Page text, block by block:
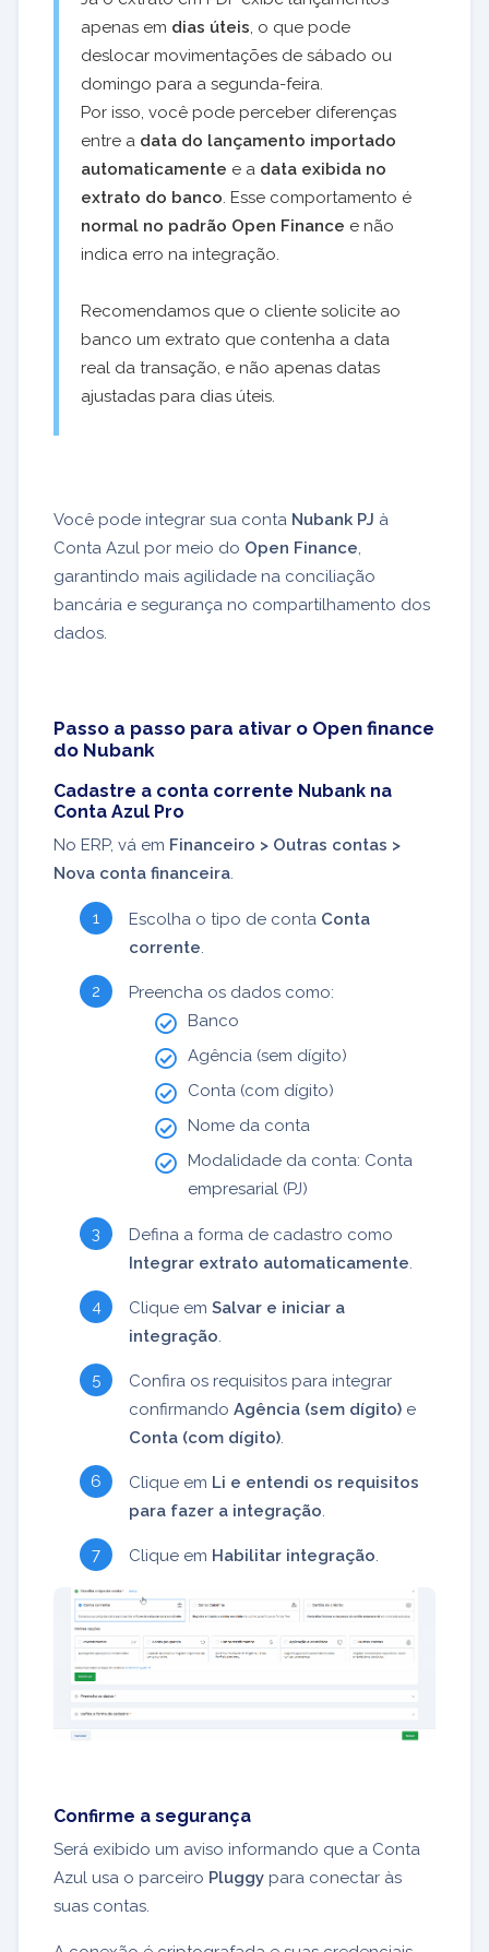
apenas em dias úteis, o que pode
deslocar movimentações de sábado ou
domingo para a segunda-feira.
Por isso, você pode perceber diferenças
entre a data do lançamento importado
automaticamente e a data exibida no
extrato do banco. Esse comportamento é
normal no padrão Open Finance e não
indica erro na integração.
Recomendamos que o cliente solicite ao
banco um extrato que contenha a data
real da transação, e não apenas datas
ajustadas para dias úteis.
Você pode integrar sua conta Nubank PJ à
Conta Azul por meio do Open Finance,
garantindo mais agilidade na conciliação
bancária e segurança no compartilhamento dos
dados.
Passo a passo para ativar o Open finance
do Nubank
Cadastre a conta corrente Nubank na
Conta Azul Pro
No ERP, vá em Financeiro > Outras contas >
Nova conta financeira.
Escolha o tipo de conta Conta
corrente.
Preencha os dados como:
Banco
Agência (sem dígito)
Conta (com dígito)
Nome da conta
Modalidade da conta: Conta
empresarial (PJ)
Defina a forma de cadastro como
Integrar extrato automaticamente.
Clique em Salvar e iniciar a
integração.
Confira os requisitos para integrar
confirmando Agência (sem dígito) e
Conta (com dígito).
Clique em Li e entendi os requisitos
para fazer a integração.
Clique em Habilitar integração.
Confirme a segurança
Será exibido um aviso informando que a Conta
Azul usa o parceiro Pluggy para conectar às
suas contas.